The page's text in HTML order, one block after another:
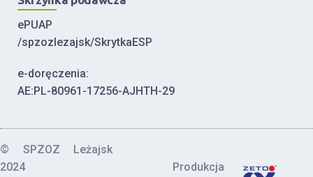
ePUAP
/spzozlezajsk/SkrytkaESP
e-doręczenia:
AE:PL-80961-17256-AJHTH-29
© SPZOZ Leżajsk
2024
Produkcja